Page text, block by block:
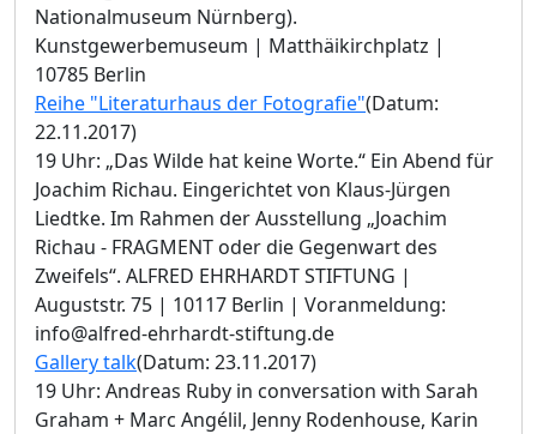
Nationalmuseum Nürnberg).
Kunstgewerbemuseum | Matthäikirchplatz |
10785 Berlin
Reihe "Literaturhaus der Fotografie"(Datum:
22.11.2017)
19 Uhr: „Das Wilde hat keine Worte.“ Ein Abend für
Joachim Richau. Eingerichtet von Klaus-Jürgen
Liedtke. Im Rahmen der Ausstellung „Joachim
Richau - FRAGMENT oder die Gegenwart des
Zweifels“. ALFRED EHRHARDT STIFTUNG |
Auguststr. 75 | 10117 Berlin | Voranmeldung:
info@alfred-ehrhardt-stiftung.de
Gallery talk(Datum: 23.11.2017)
19 Uhr: Andreas Ruby in conversation with Sarah
Graham + Marc Angélil, Jenny Rodenhouse, Karin